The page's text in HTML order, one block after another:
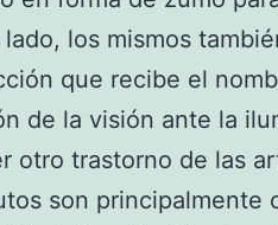
los mismos
que recibe el
de la visión ante la
otro trastorno de las
son principalmente